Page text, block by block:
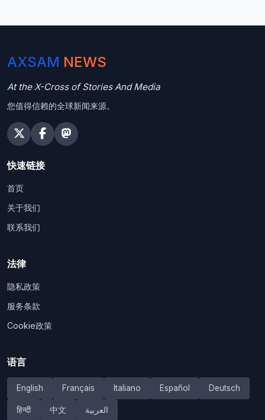
AXSAM NEWS
At the X-Cross of Stories And Media
您值得信赖的全球新闻来源。
快速链接
首页
关于我们
联系我们
法律
隐私政策
服务条款
Cookie政策
语言
English Français Italiano Español Deutsch
हिन्दी 中文 العربية